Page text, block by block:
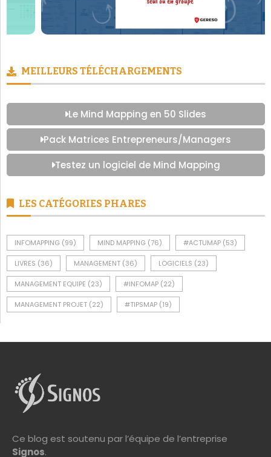
MEILLEURS TÉLÉCHARGEMENTS
Le Mind Mapping en 50 Slides
Pack Matrices Entrepreneurs/Managers
Testez un logiciel de Mind Mapping
LES CATÉGORIES PHARES
INFOMAPPING (99) MIND MAPPING (76) #ACTUMAP (53)
LIVRES (36) MANAGEMENT (36) LOGICIELS (23)
MANAGEMENT EQUIPE (23) #INFOMAP (22)
MANAGEMENT PROJET (22) #TIPSMAP (19)
Ce blog est soutenu par l’équipe de l’entreprise
Signos.